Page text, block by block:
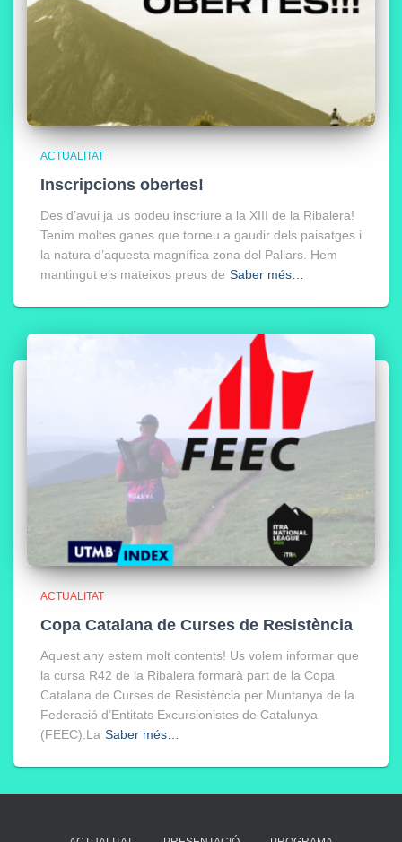
ACTUALITAT
Inscripcions obertes!
Des d’avui ja us podeu inscriure a la XIII de la Ribalera!
Tenim moltes ganes que torneu a gaudir dels paisatges i
la natura d’aquesta magnífica zona del Pallars. Hem
mantingut els mateixos preus de Saber més…
ACTUALITAT
Copa Catalana de Curses de Resistència
Aquest any estem molt contents! Us volem informar que
la cursa R42 de la Ribalera formarà part de la Copa
Catalana de Curses de Resistència per Muntanya de la
Federació d’Entitats Excursionistes de Catalunya
(FEEC).La Saber més…